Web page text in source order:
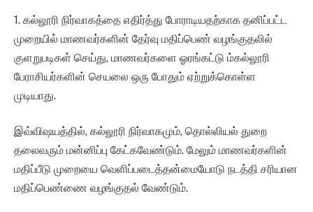
1. கல்லூரி நிர்வாகத்தை எதிர்த்து போராடியதற்காக தனிப்பட்ட
முறையில் மாணவர்களின் தேர்வு மதிப்பெண் வழங்குதலில்
குளறுபடிகள் செய்து, மாணவர்களை ஓரங்கட்டு ம்கல்லூரி
பேராசியர்களின் செயலை ஒரு போதும் ஏற்றுக்கொள்ள
முடியாது.
இவ்விஷயத்தில், கல்லூரி நிர்வாகமும், தொல்லியல் துறை
தலைவரும் மன்னிப்பு கேட்கவேண்டும். மேலும் மாணவர்களின்
மதிப்பீடு முறையை வெளிப்படைத்தன்மையோடு நடத்தி சரியான
மதிப்பெண்ணை வழங்குதல் வேண்டும்.